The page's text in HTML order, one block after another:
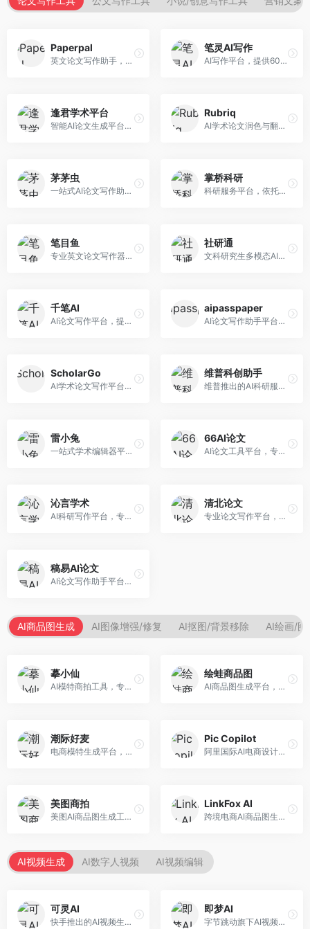
Paperpal
英文论文写作助手，专注于学术英语润色。面向需要发表国际期刊的研究者，提供语法检查、学术表达优化、格式规范等服务，英语表达地道专业。
笔灵AI写作
AI写作平台，提供600+写作模板。面向学生、职场人士和内容创作者，支持论文、公文、营销文案等多种文体，模板丰富，一键生成，写作效率大幅提升。
逢君学术平台
智能AI论文生成平台，支持查重检测。面向高校学生和研究人员，提供论文选题、内容生成、查重修改等一站式服务，学术写作流程完整。
Rubriq
AI学术论文润色与翻译平台。面向国际期刊投稿者，提供论文润色、翻译、格式调整等服务，支持多语言，学术表达专业规范。
茅茅虫
一站式AI论文写作助手，覆盖学术写作全场景。面向高校学生和科研人员，提供开题报告、文献综述、论文正文等写作服务，支持多学科多类型论文，操作简便。
掌桥科研
科研服务平台，依托3亿+真实文献数据库。面向学术研究者和学生，提供文献检索、论文写作、科研数据分析等服务，文献资源丰富，学术支持专业。
笔目鱼
专业英文论文写作器，支持学术论文全流程。面向留学生和国际期刊投稿者，提供英文论文撰写、润色、格式调整等服务，学术英语表达规范。
社研通
文科研究生多模态AI学术写作平台。面向文科研究生和社科研究者，提供文献综述、理论分析、定性研究辅助等服务，文科研究方法论支持完善。
千笔AI
AI论文写作平台，提供无限改稿服务。面向高校学生和学术研究者，支持论文选题、大纲生成、内容撰写、查重修改等全流程服务，改稿次数不限，服务质量有保障。
aipasspaper
AI论文写作助手平台，提供智能化的学术写作支持。面向大学生和研究人员，支持多种学科论文生成，提供参考文献管理和格式规范服务，写作效率高。
ScholarGo
AI学术论文写作平台，专注于理工科领域的逻辑构建。面向理工科研究生和科研工作者，提供公式编辑、数据分析、论文结构优化等服务，理工科写作逻辑严谨。
维普科创助手
维普推出的AI科研服务平台，整合学术资源与智能写作。面向科研人员和高校师生，提供文献检索、论文写作、查重检测等一站式服务，学术资源权威可靠。
雷小兔
一站式学术编辑器平台，覆盖论文写作全流程。面向高校学生和科研人员，提供选题分析、文献检索、论文生成、查重降重等服务，操作流程清晰，学术写作效率显著提升。
66AI论文
AI论文工具平台，专注于高质量低查重论文生成。面向大学生和研究生，提供论文写作、降重修改等服务，生成内容原创度高，查重率低。
沁言学术
AI科研写作平台，专注于学术研究辅助。面向研究生和科研工作者，提供文献分析、研究方法指导、论文撰写等服务，学术资源丰富，研究支持全面。
清北论文
专业论文写作平台，依托高校学术资源。面向本科生和研究生，提供论文指导、写作辅助、查重检测等服务，学术规范性强，适合追求高质量论文的用户。
稿易AI论文
AI论文写作助手平台，提供智能化学术写作支持。面向高校学生，支持多种论文类型生成，提供参考文献管理和格式规范服务，操作流程简单。
AI商品图生成 AI图像增强/修复 AI抠图/背景移除 AI绘画/图
摹小仙
AI模特商拍工具，专注于服装电商。面向服装电商卖家，提供虚拟模特试穿、商品展示图生成等服务，模特形象多样，拍摄成本低。
绘蛙商品图
AI商品图生成平台，支持模特换装和场景生成。面向电商卖家，提供商品上身效果展示、场景化商品图生成等服务，电商营销效果显著。
潮际好麦
电商模特生成平台，支持AI虚拟模特创作。面向服装和配饰电商，提供模特试穿、商品展示、营销素材生成等服务，模特形象可定制。
Pic Copilot
阿里国际AI电商设计工具，专注于跨境电商。面向跨境电商卖家，提供商品图优化、营销海报生成、多语言适配等服务，海外市场适配性强。
美图商拍
美图AI商品图生成工具，整合美图生态。面向电商卖家，提供商品图美化、模特替换、场景生成等服务，移动端操作便捷。
LinkFox AI
跨境电商AI商品图生成工具。面向跨境电商卖家，支持多语言商品图生成、模特替换、场景优化等服务，适配海外电商平台需求。
AI视频生成 AI数字人视频 AI视频编辑
可灵AI
快手推出的AI视频生成平台，支持文生视频和图生视频，可生成长达2分钟的高质量视频内容。面向短视频创作者和营销人员，操作简便，生成效果逼真，适合商业推广和创意表达。
即梦AI
字节跳动旗下AI视频创作平台，支持多模态内容生成。面向内容创作者和营销人员，提供文生视频、图生视频、智能剪辑等功能，中文理解能力强，创作效率高。